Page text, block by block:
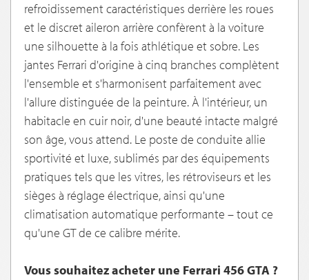
refroidissement caractéristiques derrière les roues
et le discret aileron arrière confèrent à la voiture
une silhouette à la fois athlétique et sobre. Les
jantes Ferrari d'origine à cinq branches complètent
l'ensemble et s'harmonisent parfaitement avec
l'allure distinguée de la peinture. À l'intérieur, un
habitacle en cuir noir, d'une beauté intacte malgré
son âge, vous attend. Le poste de conduite allie
sportivité et luxe, sublimés par des équipements
pratiques tels que les vitres, les rétroviseurs et les
sièges à réglage électrique, ainsi qu'une
climatisation automatique performante – tout ce
qu'une GT de ce calibre mérite.
Vous souhaitez acheter une Ferrari 456 GTA ?